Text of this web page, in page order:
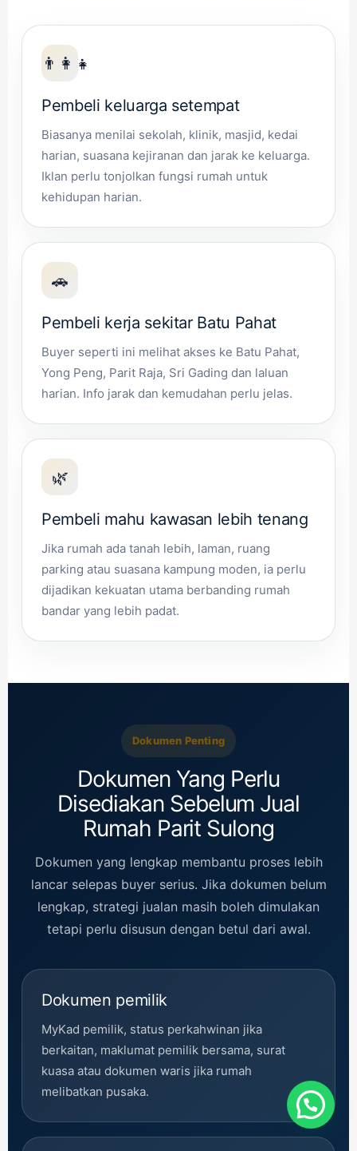
👨‍👩‍👧
Pembeli keluarga setempat
Biasanya menilai sekolah, klinik, masjid, kedai
harian, suasana kejiranan dan jarak ke keluarga.
Iklan perlu tonjolkan fungsi rumah untuk
kehidupan harian.
🚗
Pembeli kerja sekitar Batu Pahat
Buyer seperti ini melihat akses ke Batu Pahat,
Yong Peng, Parit Raja, Sri Gading dan laluan
harian. Info jarak dan kemudahan perlu jelas.
🌿
Pembeli mahu kawasan lebih tenang
Jika rumah ada tanah lebih, laman, ruang
parking atau suasana kampung moden, ia perlu
dijadikan kekuatan utama berbanding rumah
bandar yang lebih padat.
Dokumen Penting
Dokumen Yang Perlu
Disediakan Sebelum Jual
Rumah Parit Sulong
Dokumen yang lengkap membantu proses lebih
lancar selepas buyer serius. Jika dokumen belum
lengkap, strategi jualan masih boleh dimulakan
tetapi perlu disusun dengan betul dari awal.
Dokumen pemilik
MyKad pemilik, status perkahwinan jika
berkaitan, maklumat pemilik bersama, surat
kuasa atau dokumen waris jika rumah
melibatkan pusaka.